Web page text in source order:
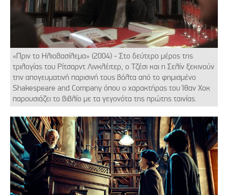
«Πριν το Ηλιοβασίλεμα» (2004) - Στο δεύτερο μέρος της
τριλογίας του Ρίτσαρντ Λινκλέιτερ, ο Τζέσι και η Σελίν ξεκινούν
την απογευματινή παρισινή τους βόλτα από το φημισμένο
Shakespeare and Company όπου ο χαρακτήρας του Ίθαν Χοκ
παρουσιάζει το βιβλίο με τα γεγονότα της πρώτης ταινίας.